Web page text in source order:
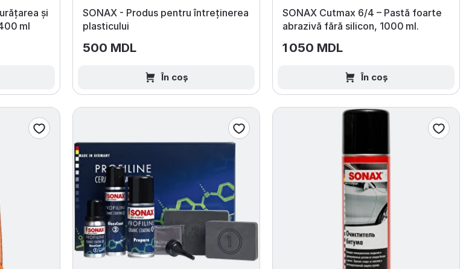
și
ml
SONAX - Produs pentru întreținerea
plasticului
500 MDL
În coș
SONAX Cutmax 6/4 – Pastă foarte
abrazivă fără silicon, 1000 ml.
1 050 MDL
În coș